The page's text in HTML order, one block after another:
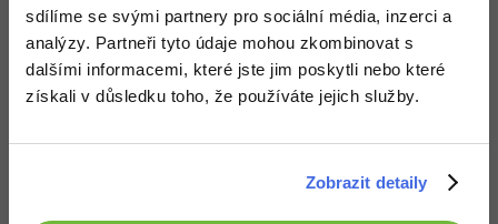
sdílíme se svými partnery pro sociální média, inzerci a
analýzy. Partneři tyto údaje mohou zkombinovat s
dalšími informacemi, které jste jim poskytli nebo které
získali v důsledku toho, že používáte jejich služby.
Zobrazit detaily
Prvotním cílem bylo dosáhnout rychlosti
přenosu v pikosekundách, avšak podařilo se
nám jít ještě daleko > dál, až na samotný
rychlostní limit, na kterém je možné s laserem